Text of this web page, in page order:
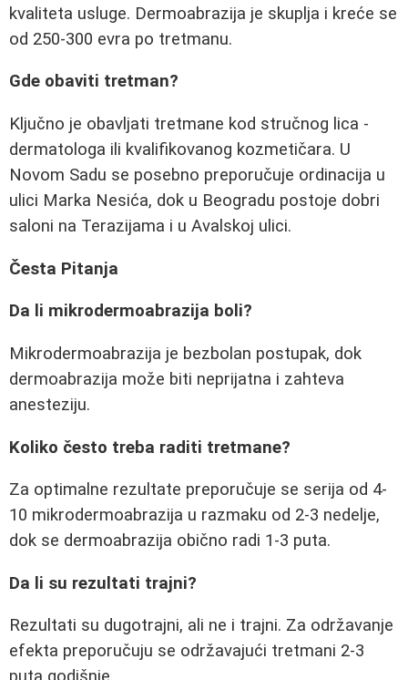
kvaliteta usluge. Dermoabrazija je skuplja i kreće se
od 250-300 evra po tretmanu.
Gde obaviti tretman?
Ključno je obavljati tretmane kod stručnog lica -
dermatologa ili kvalifikovanog kozmetičara. U
Novom Sadu se posebno preporučuje ordinacija u
ulici Marka Nesića, dok u Beogradu postoje dobri
saloni na Terazijama i u Avalskoj ulici.
Česta Pitanja
Da li mikrodermoabrazija boli?
Mikrodermoabrazija je bezbolan postupak, dok
dermoabrazija može biti neprijatna i zahteva
anesteziju.
Koliko često treba raditi tretmane?
Za optimalne rezultate preporučuje se serija od 4-
10 mikrodermoabrazija u razmaku od 2-3 nedelje,
dok se dermoabrazija obično radi 1-3 puta.
Da li su rezultati trajni?
Rezultati su dugotrajni, ali ne i trajni. Za održavanje
efekta preporučuju se održavajući tretmani 2-3